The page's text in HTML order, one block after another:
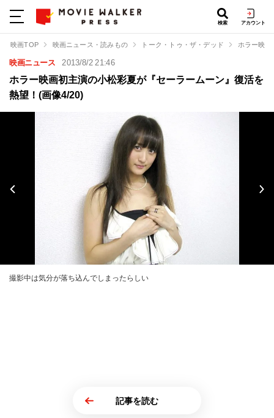
検索 アカウント
映画TOP 映画ニュース・読みもの トーク・トゥ・ザ・デッド ホラー映
映画ニュース 2013/8/2 21:46
ホラー映画初主演の小松彩夏が『セーラームーン』復活を
熱望！(画像4/20)
撮影中は気分が落ち込んでしまったらしい
記事を読む